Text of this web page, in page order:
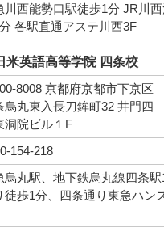
川西能勢口駅徒歩1分 JR川
各駅直通アステ川西3F
米英語高等学院 四条校
8008 京都府京都市下京区
烏丸東入長刀鉾町32 井門四
洞院ビル１F
154-218
烏丸駅、地下鉄烏丸線四条駅
徒歩1分、四条通り東急ハン